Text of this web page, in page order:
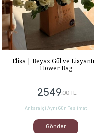
Elisa | Beyaz Gül ve
Flower Bag
2549,00 TL
Ankara İçi Aynı Gün Teslimat
Gönder